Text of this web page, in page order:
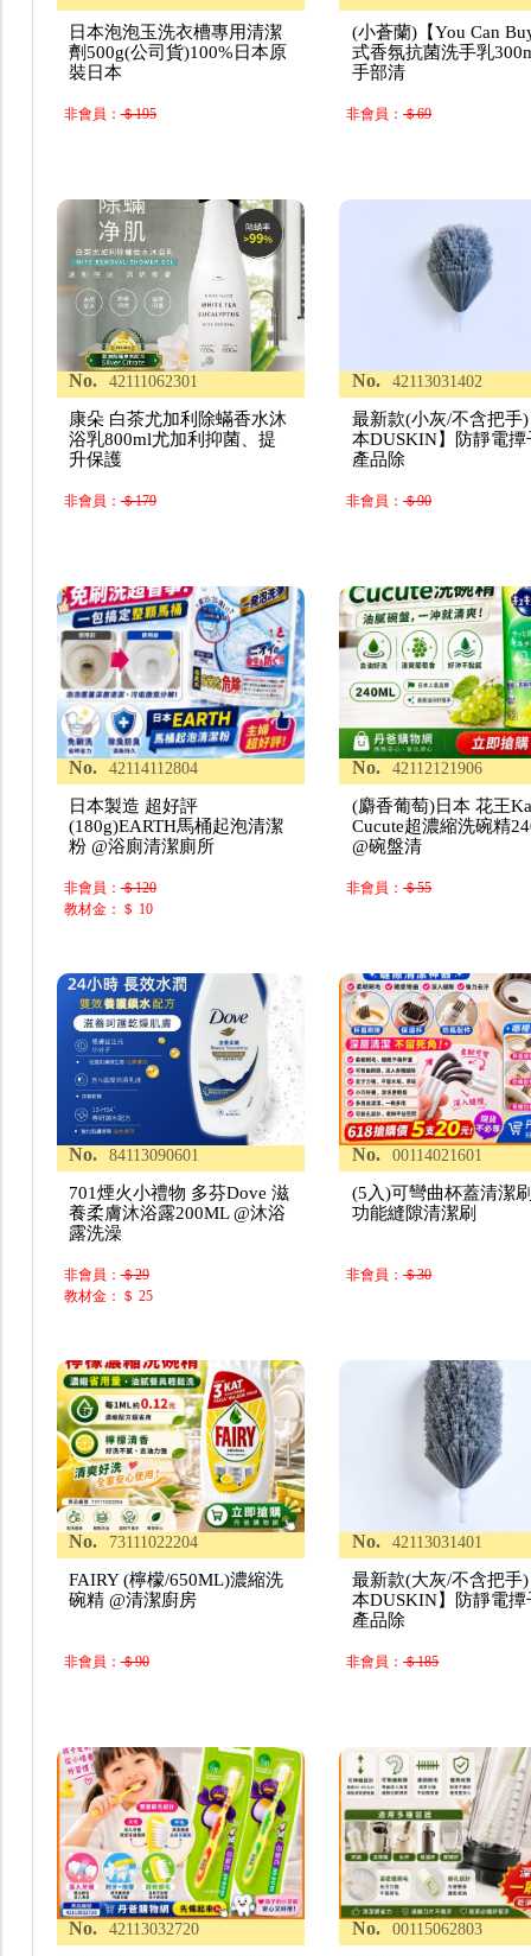
日本泡泡玉洗衣槽專用清潔
劑500g(公司貨)100%日本原
裝日本
非會員：＄195
(小蒼蘭)【You Can
式香氛抗菌洗手乳
手部清
非會員：＄69
No. 42111062301
康朵 白茶尤加利除蟎香水沐
浴乳800ml尤加利抑菌、提
升保護
非會員：＄179
No. 42113031402
最新款(小灰/不含把手
本DUSKIN】防靜電撢
產品除
非會員：＄90
No. 42114112804
日本製造 超好評
(180g)EARTH馬桶起泡清潔
粉 @浴廁清潔廁所
非會員：＄120
教材金：＄ 10
No. 42112121906
(麝香葡萄)日本 花王
Cucute超濃縮洗碗精
@碗盤清
非會員：＄55
No. 84113090601
701煙火小禮物 多芬Dove 滋
養柔膚沐浴露200ML @沐浴
露洗澡
非會員：＄29
教材金：＄ 25
No. 00114021601
(5入)可彎曲杯蓋清潔
功能縫隙清潔刷
非會員：＄30
No. 73111022204
FAIRY (檸檬/650ML)濃縮洗
碗精 @清潔廚房
非會員：＄90
No. 42113031401
最新款(大灰/不含把手
本DUSKIN】防靜電撢
產品除
非會員：＄185
No. 42113032720 No. 00115062803